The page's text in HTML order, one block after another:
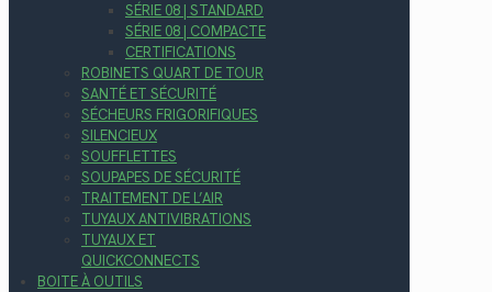
SÉRIE 08 | STANDARD
SÉRIE 08 | COMPACTE
CERTIFICATIONS
ROBINETS QUART DE TOUR
SANTÉ ET SÉCURITÉ
SÉCHEURS FRIGORIFIQUES
SILENCIEUX
SOUFFLETTES
SOUPAPES DE SÉCURITÉ
TRAITEMENT DE L’AIR
TUYAUX ANTIVIBRATIONS
TUYAUX ET
QUICKCONNECTS
BOITE À OUTILS